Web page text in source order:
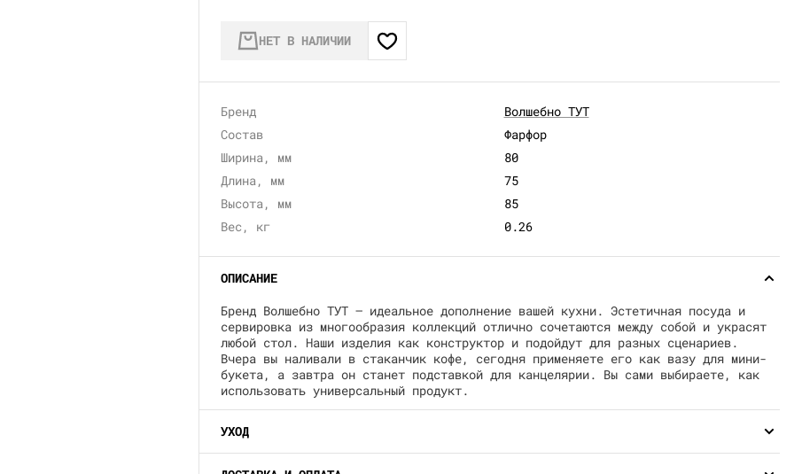
НЕТ В НАЛИЧИИ
Бренд
Волшебно ТУТ
Состав
Фарфор
Ширина, мм
80
Длина, мм
75
Высота, мм
85
Вес, кг
0.26
ОПИСАНИЕ
Бренд Волшебно ТУТ — идеальное дополнение вашей кухни. Эстетичная посуда и
сервировка из многообразия коллекций отлично сочетаются между собой и украсят
любой стол. Наши изделия как конструктор и подойдут для разных сценариев.
Вчера вы наливали в стаканчик кофе, сегодня применяете его как вазу для мини-
букета, а завтра он станет подставкой для канцелярии. Вы сами выбираете, как
использовать универсальный продукт.
УХОД